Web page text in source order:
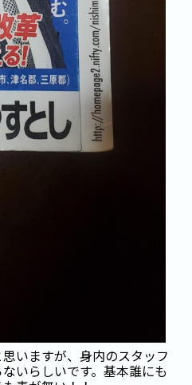
いますが、身内のスタッフ
いらしいです。基本誰にも